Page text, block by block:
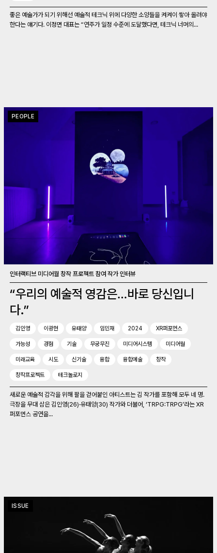
좋은 예술가가 되기 위해선 예술적 테크닉 위에 다양한 소양들을 켜켜이 쌓아 올려야
한다는 얘기다. 이정면 대표는 “연주가 일정 수준에 도달했다면, 테크닉 너머의...
PEOPLE
인터랙티브 미디어월 창작 프로젝트 참여 작가 인터뷰
“우리의 예술적 영감은…바로 당신입니
다.”
김인영 이광현 유태양 임민재 2024 XR퍼포먼스
가능성 경험 기술 무궁무진 미디어시스템 미디어월
미래교육 시도 신기술 융합 융합예술 창작
창작프로젝트 테크놀로지
새로운 예술적 감각을 위해 팔을 걷어붙인 아티스트는 김 작가를 포함해 모두 네 명.
극장을 무대 삼은 김인영(26)‧유태양(30) 작가와 더불어, ‘TRPG:TRPG’라는 XR
퍼포먼스 공연을...
ISSUE